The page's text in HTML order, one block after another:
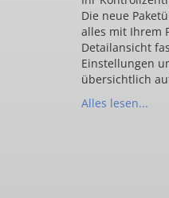
Die neue
alles mit Ihrem
Detailansicht
Einstellungen
übersichtlich
Alles lesen...